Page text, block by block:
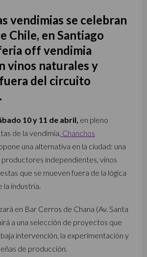
vendimias se celebran
Chile, en Santiago
off vendimia
vinos naturales y
del circuito
10 y 11 de abril, en pleno
de la vendimia, Chanchos
una alternativa en la ciudad: una
independientes, vinos
que se mueven fuera de la lógica
la industria.
en Bar Cerros de Chana (Av. Santa
a una selección de proyectos que
intervención, la experimentación y
de producción.